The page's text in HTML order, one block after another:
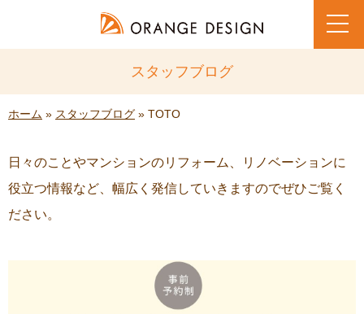
スタッフブログ
ホーム » スタッフブログ » TOTO
日々のことやマンションのリフォーム、リノベーションに
役立つ情報など、幅広く発信していきますのでぜひご覧く
ださい。